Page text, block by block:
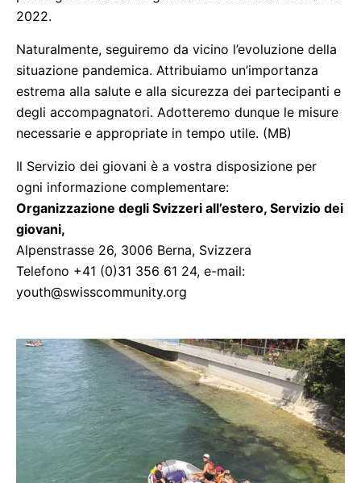
2022.
Naturalmente, seguiremo da vicino l’evoluzione della
situazione pandemica. Attribuiamo un’importanza
estrema alla salute e alla sicurezza dei partecipanti e
degli accompagnatori. Adotteremo dunque le misure
necessarie e appropriate in tempo utile. (MB)
Il Servizio dei giovani è a vostra disposizione per
ogni informazione complementare:
Organizzazione degli Svizzeri all’estero, Servizio dei
giovani,
Alpenstrasse 26, 3006 Berna, Svizzera
Telefono +41 (0)31 356 61 24, e-mail:
youth@swisscommunity.org